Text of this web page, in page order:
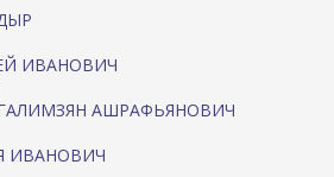
ИВАНОВИЧ
АШРАФЬЯНОВИЧ
ИВАНОВИЧ